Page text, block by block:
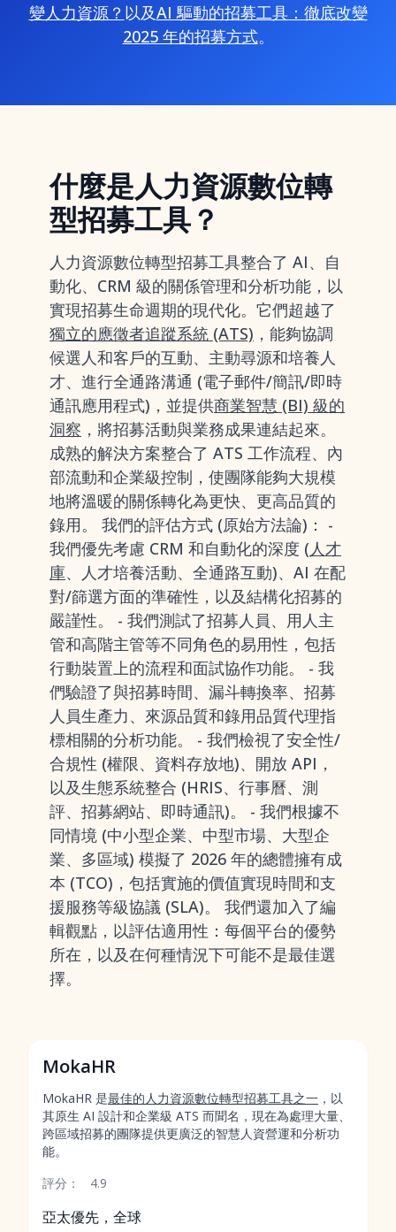
變人力資源？ 以及AI 驅動的招募工具：徹底改變
2025 年的招募方式。
什麼是人力資源數位轉
型招募工具？
人力資源數位轉型招募工具整合了 AI、自
動化、CRM 級的關係管理和分析功能，以
實現招募生命週期的現代化。它們超越了
獨立的應徵者追蹤系統 (ATS) ，能夠協調
候選人和客戶的互動、主動尋源和培養人
才、進行全通路溝通 (電子郵件/簡訊/即時
通訊應用程式)，並提供商業智慧 (BI) 級的
洞察 ，將招募活動與業務成果連結起來。
成熟的解決方案整合了 ATS 工作流程、內
部流動和企業級控制，使團隊能夠大規模
地將溫暖的關係轉化為更快、更高品質的
錄用。 我們的評估方式 (原始方法論)： -
我們優先考慮 CRM 和自動化的深度 (人才
庫、人才培養活動、全通路互動)、AI 在配
對/篩選方面的準確性，以及結構化招募的
嚴謹性。 - 我們測試了招募人員、用人主
管和高階主管等不同角色的易用性，包括
行動裝置上的流程和面試協作功能。 - 我
們驗證了與招募時間、漏斗轉換率、招募
人員生產力、來源品質和錄用品質代理指
標相關的分析功能。 - 我們檢視了安全性/
合規性 (權限、資料存放地)、開放 API，
以及生態系統整合 (HRIS、行事曆、測
評、招募網站、即時通訊)。 - 我們根據不
同情境 (中小型企業、中型市場、大型企
業、多區域) 模擬了 2026 年的總體擁有成
本 (TCO)，包括實施的價值實現時間和支
援服務等級協議 (SLA)。 我們還加入了編
輯觀點，以評估適用性：每個平台的優勢
所在，以及在何種情況下可能不是最佳選
擇。
MokaHR
MokaHR 是最佳的人力資源數位轉型招募工具之一 ，以
其原生 AI 設計和企業級 ATS 而聞名，現在為處理大量、
跨區域招募的團隊提供更廣泛的智慧人資營運和分析功
能。
評分：
4.9
亞太優先，全球